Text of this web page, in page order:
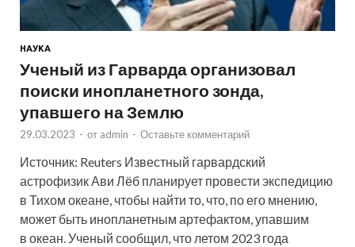
НАУКА
Ученый из Гарварда организовал
поиски инопланетного зонда,
упавшего на Землю
29.03.2023 - от admin - Оставьте комментарий
Источник: Reuters Известный гарвардский
астрофизик Ави Лёб планирует провести экспедицию
в Тихом океане, чтобы найти то, что, по его мнению,
может быть инопланетным артефактом, упавшим
в океан. Ученый сообщил, что летом 2023 года